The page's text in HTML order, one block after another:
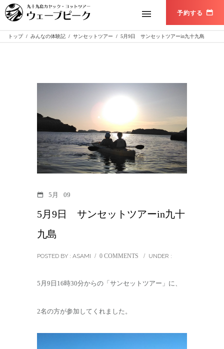
トップ / みんなの体験記 / サンセットツアー / 5月9日 サンセットツアーin九十九島
5月 09
5月9日 サンセットツアーin九十
九島
POSTED BY : ASAMI / 0 COMMENTS / UNDER :
5月9日16時30分からの「サンセットツアー」に、
2名の方が参加してくれました。